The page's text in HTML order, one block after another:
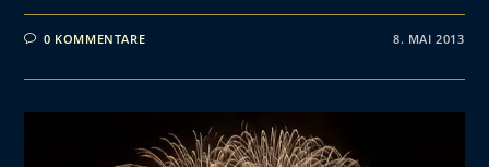
0 KOMMENTARE 8. MAI 2013